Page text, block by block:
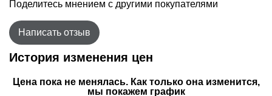
Поделитесь мнением с другими покупателями
Написать отзыв
История изменения цен
Цена пока не менялась. Как только она изменится,
мы покажем график